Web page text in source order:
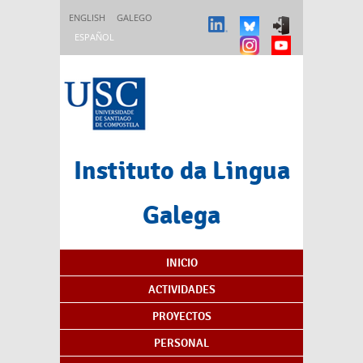
ENGLISH
GALEGO
ESPAÑOL
Instituto da Lingua
Galega
Índice de contenidos
INICIO
ACTIVIDADES
PROYECTOS
PERSONAL